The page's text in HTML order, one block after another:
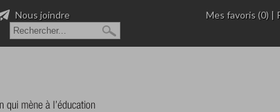
Mes favoris (0) |
Nous joindre